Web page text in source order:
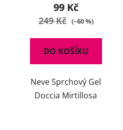
99 Kč
249 Kč (–60 %)
DO KOŠÍKU
Neve Sprchový Gel
Doccia Mirtillosa